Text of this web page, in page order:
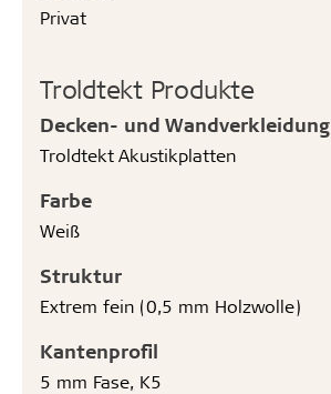
Privat
Troldtekt Produkte
Decken- und Wandverkleidung
Troldtekt Akustikplatten
Farbe
Weiß
Struktur
Extrem fein (0,5 mm Holzwolle)
Kantenprofil
5 mm Fase, K5